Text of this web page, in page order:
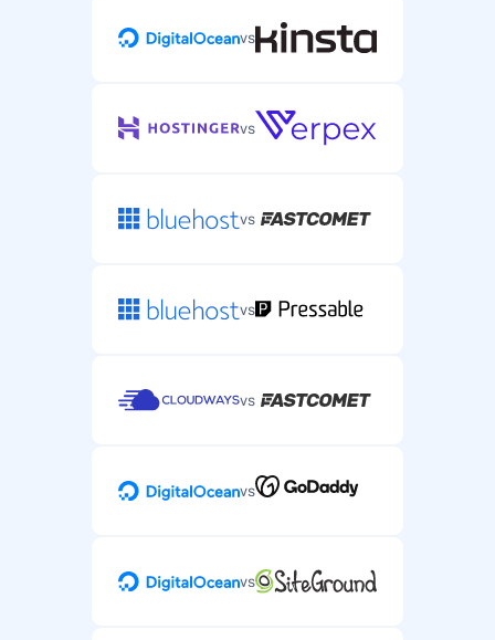
vs
vs
vs
vs
vs
vs
vs